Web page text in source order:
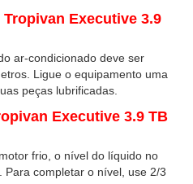
Executive 3.9
ar-condicionado deve ser
Ligue o equipamento uma
peças lubrificadas.
Executive 3.9 TB
frio, o nível do líquido no
Para completar o nível, use 2/3